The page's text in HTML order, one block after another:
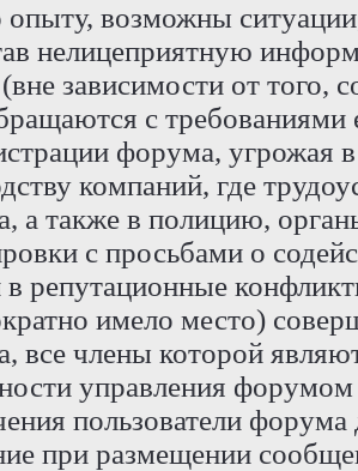
возможны
нелицеприятную
зависимости от того,
с требованиями
форума, угрожая
компаний, где
а также в полицию,
с просьбами о
в репутационные
имело место)
все члены которой
управления
пользователи
при размещении